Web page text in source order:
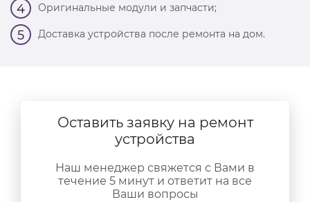
4 Оригинальные модули и запчасти;
5 Доставка устройства после ремонта на дом.
Оставить заявку на ремонт
устройства
Наш менеджер свяжется с Вами в
течение 5 минут и ответит на все
Ваши вопросы